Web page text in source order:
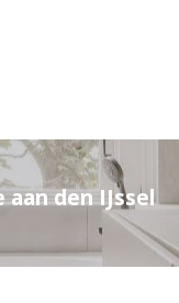
den IJssel